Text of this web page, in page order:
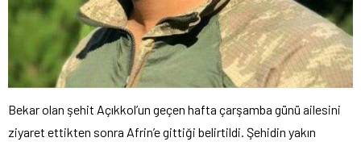
Bekar olan şehit Açıkkol’un geçen hafta çarşamba günü ailesini
ziyaret ettikten sonra Afrin’e gittiği belirtildi. Şehidin yakın